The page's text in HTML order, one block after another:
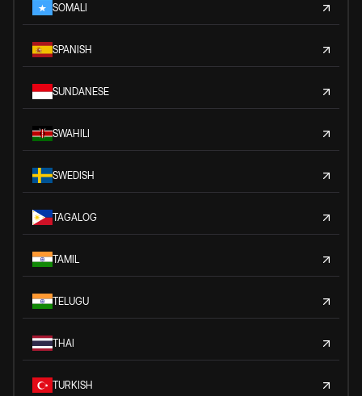
SOMALI
SPANISH
SUNDANESE
SWAHILI
SWEDISH
TAGALOG
TAMIL
TELUGU
THAI
TURKISH